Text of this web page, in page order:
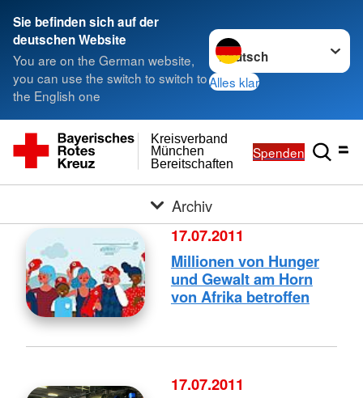
Sie befinden sich auf der
deutschen Website
You are on the German website,
you can use the switch to switch to
the English one
Sprache wechseln zu
Alles klar
Bereitschaften
München
Kreisverband
Spenden
Archiv
17.07.2011
Millionen von Hunger
und Gewalt am Horn
von Afrika betroffen
17.07.2011